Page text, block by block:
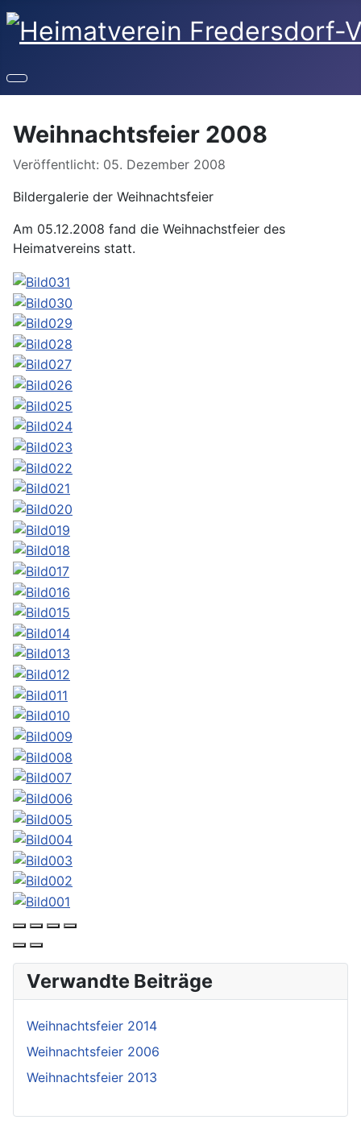
Weihnachtsfeier 2008
Veröffentlicht: 05. Dezember 2008
Bildergalerie der Weihnachtsfeier
Am 05.12.2008 fand die Weihnachstfeier des
Heimatvereins statt.
Verwandte Beiträge
Weihnachtsfeier 2014
Weihnachtsfeier 2006
Weihnachtsfeier 2013